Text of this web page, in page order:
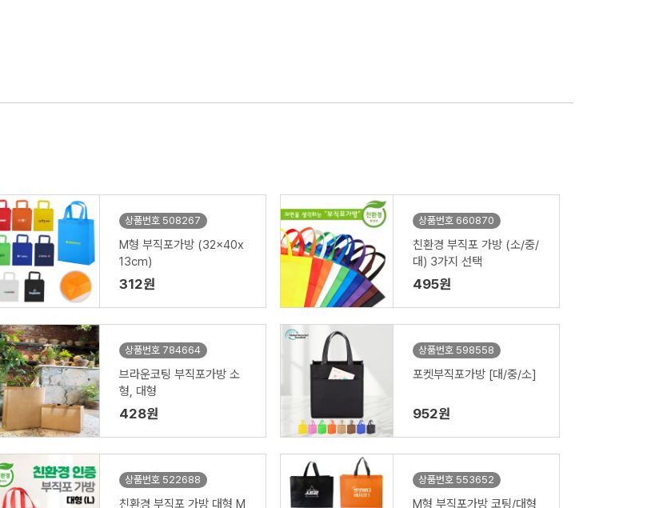
상품번호 508267
M형 부직포가방 (32x40x
13cm)
312원
상품번호 660870
친환경 부직포 가방 (소/중/
대) 3가지 선택
495원
상품번호 784664
브라운코팅 부직포가방 소
형, 대형
428원
상품번호 598558
포켓부직포가방 [대/중/소]
952원
상품번호 522688
친환경 부직포 가방 대형 M
상품번호 553652
M형 부직포가방 코팅/대형